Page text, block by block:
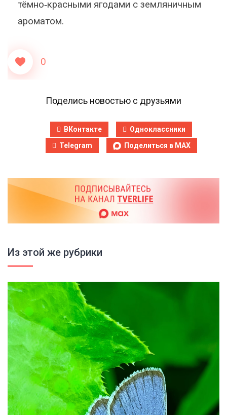
тёмно‑красными ягодами с земляничным
ароматом.
0
Поделись новостью с друзьями
ВКонтакте
Одноклассники
Telegram
Поделиться в MAX
Из этой же рубрики